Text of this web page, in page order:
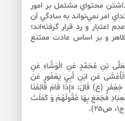
محتواي مشتمل بر امور
امر نمي‌‌تواند به سادگي آن
اعتبار و رد قرار گرفته‌‌اند؛
ظاهر و بر اساس عادت ممتنع
بْنِ مُحَمَّدٍ عَنِ الْوَشَّاءِ عَنِ
عَنِ ابْنِ أَبِي يَعْفُورٍ عَنْ
(ع) قَالَ: «إِذَا قَامَ‏ قَائِمُنَا
فَجَمَعَ بِهَا عُقُولَهُمْ وَ كَمَلَتْ